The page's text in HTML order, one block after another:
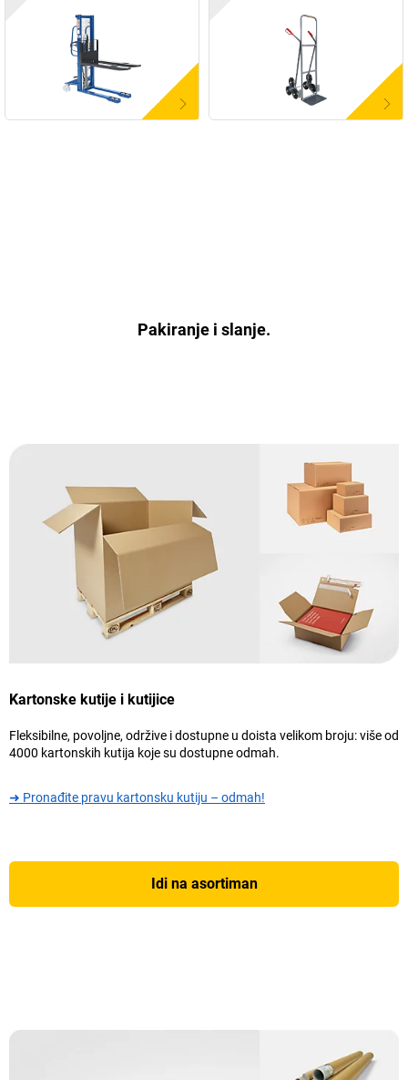
Pakiranje i slanje.
Kartonske kutije i kutijice
Fleksibilne, povoljne, održive i dostupne u doista velikom broju: više od
4000 kartonskih kutija koje su dostupne odmah.
➜ Pronađite pravu kartonsku kutiju – odmah!
Idi na asortiman